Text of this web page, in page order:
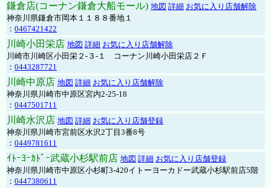
鎌倉店(コーナン鎌倉大船モール) 地図 詳細 お気に入り店舗解除
神奈川県鎌倉市岡本１１８８番地１
： 0467421422
川崎小田栄店 地図 詳細 お気に入り店舗解除
川崎市川崎区小田栄２‐３‐１ コーナン川崎小田栄店２Ｆ
： 0443287721
川崎中原店 地図 詳細 お気に入り店舗解除
神奈川県川崎市中原区宮内2-25-18
： 0447501711
川崎水沢店 地図 詳細 お気に入り店舗登録
神奈川県川崎市宮前区水沢2丁目3番8号
： 0449781611
ｲﾄｰﾖｰｶﾄﾞｰ武蔵小杉駅前店 地図 詳細 お気に入り店舗登録
神奈川県川崎市中原区小杉町3-420イトーヨーカドー武蔵小杉駅前店5階
： 0447380611